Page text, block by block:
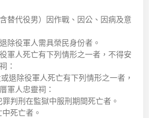
替代役男）因作戰、因公、因病及意
除役軍人需具榮民身份者。
軍人死亡有下列情形之一者，不得安
：
退除役軍人死亡有下列情形之一者，
軍人忠靈祠：
判刑在監獄中服刑期間死亡者。
死亡者。